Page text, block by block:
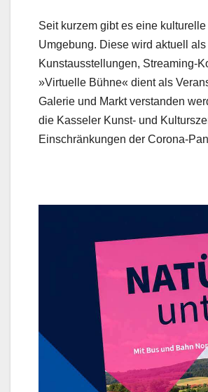
Seit kurzem gibt es eine
Umgebung. Diese wird aktuell
Kunstausstellungen, Streaming-
»Virtuelle Bühne« dient als
Galerie und Markt verstanden
die Kasseler Kunst- und
Einschränkungen der Corona-